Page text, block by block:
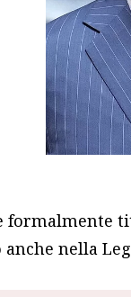
formalmente
nella